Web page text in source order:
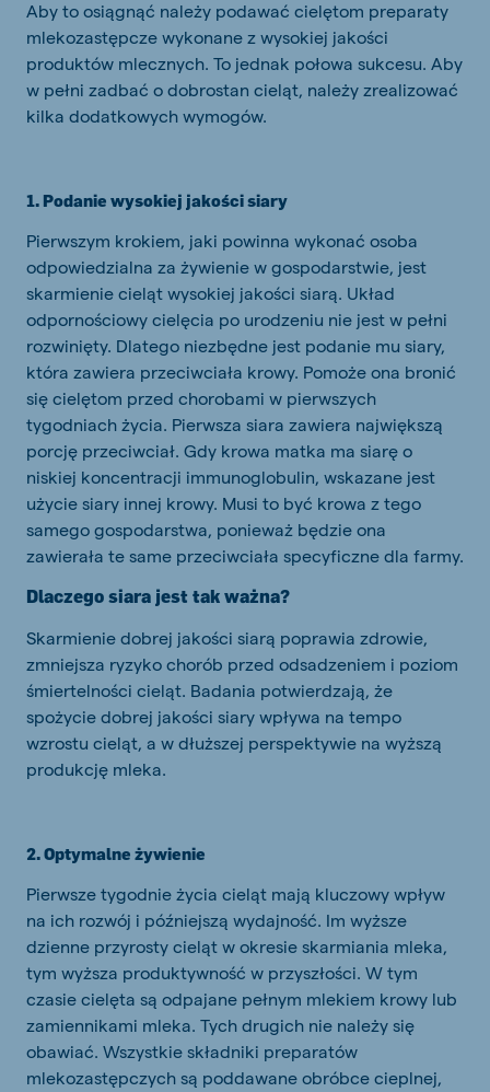
Aby to osiągnąć należy podawać cielętom preparaty
mlekozastępcze wykonane z wysokiej jakości
produktów mlecznych. To jednak połowa sukcesu. Aby
w pełni zadbać o dobrostan cieląt, należy zrealizować
kilka dodatkowych wymogów.
1. Podanie wysokiej jakości siary
Pierwszym krokiem, jaki powinna wykonać osoba
odpowiedzialna za żywienie w gospodarstwie, jest
skarmienie cieląt wysokiej jakości siarą. Układ
odpornościowy cielęcia po urodzeniu nie jest w pełni
rozwinięty. Dlatego niezbędne jest podanie mu siary,
która zawiera przeciwciała krowy. Pomoże ona bronić
się cielętom przed chorobami w pierwszych
tygodniach życia. Pierwsza siara zawiera największą
porcję przeciwciał. Gdy krowa matka ma siarę o
niskiej koncentracji immunoglobulin, wskazane jest
użycie siary innej krowy. Musi to być krowa z tego
samego gospodarstwa, ponieważ będzie ona
zawierała te same przeciwciała specyficzne dla farmy.
Dlaczego siara jest tak ważna?
Skarmienie dobrej jakości siarą poprawia zdrowie,
zmniejsza ryzyko chorób przed odsadzeniem i poziom
śmiertelności cieląt. Badania potwierdzają, że
spożycie dobrej jakości siary wpływa na tempo
wzrostu cieląt, a w dłuższej perspektywie na wyższą
produkcję mleka.
2. Optymalne żywienie
Pierwsze tygodnie życia cieląt mają kluczowy wpływ
na ich rozwój i późniejszą wydajność. Im wyższe
dzienne przyrosty cieląt w okresie skarmiania mleka,
tym wyższa produktywność w przyszłości. W tym
czasie cielęta są odpajane pełnym mlekiem krowy lub
zamiennikami mleka. Tych drugich nie należy się
obawiać. Wszystkie składniki preparatów
mlekozastępczych są poddawane obróbce cieplnej,